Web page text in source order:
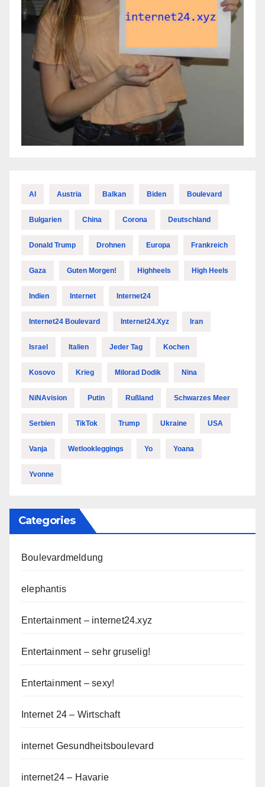
AI Austria Balkan Biden Boulevard
Bulgarien China Corona Deutschland
Donald Trump Drohnen Europa Frankreich
Gaza Guten Morgen! Highheels High Heels
Indien Internet Internet24
Internet24 Boulevard Internet24.xyz Iran
Israel Italien Jeder Tag Kochen
Kosovo Krieg Milorad Dodik Nina
NiNAvision Putin Rußland Schwarzes Meer
Serbien TikTok Trump Ukraine USA
Vanja Wetlookleggings Yo Yoana
Yvonne
Categories
Boulevardmeldung
elephantis
Entertainment – internet24.xyz
Entertainment – sehr gruselig!
Entertainment – sexy!
Internet 24 – Wirtschaft
internet Gesundheitsboulevard
internet24 – Havarie